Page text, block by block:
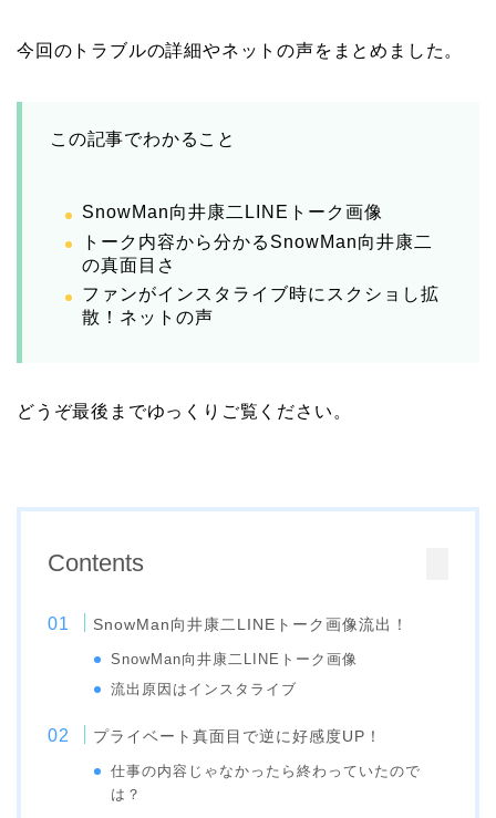
今回のトラブルの詳細やネットの声をまとめました。
この記事でわかること
SnowMan向井康二LINEトーク画像
トーク内容から分かるSnowMan向井康二
の真面目さ
ファンがインスタライブ時にスクショし拡
散！ネットの声
どうぞ最後までゆっくりご覧ください。
Contents
SnowMan向井康二LINEトーク画像流出！
SnowMan向井康二LINEトーク画像
流出原因はインスタライブ
プライベート真面目で逆に好感度UP！
仕事の内容じゃなかったら終わっていたので
は？